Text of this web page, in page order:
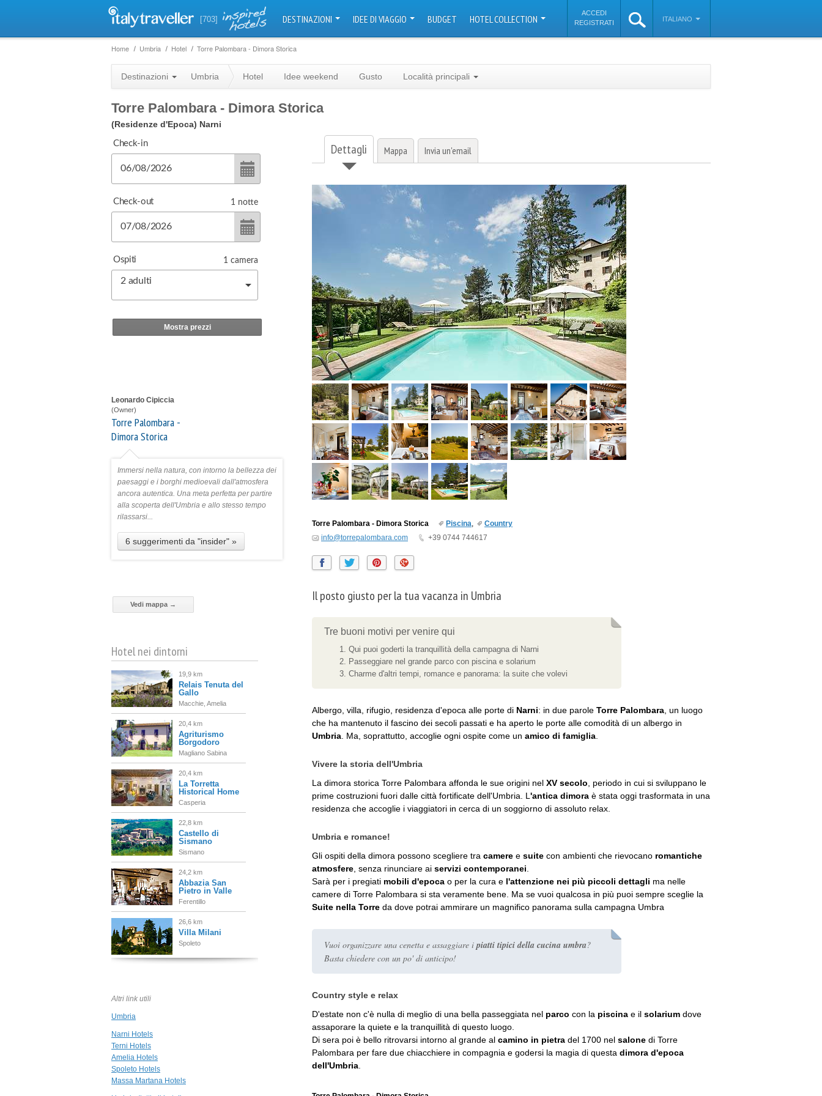
[703] DESTINAZIONI IDEE DI VIAGGIO BUDGET HOTEL COLLECTION
ACCEDI
REGISTRATI
ITALIANO
Home Umbria Hotel Torre Palombara - Dimora Storica
Destinazioni Umbria Hotel Idee weekend Gusto Località principali
Torre Palombara - Dimora Storica
(Residenze d'Epoca) Narni
Dettagli Mappa Invia un'email
Torre Palombara - Dimora Storica Piscina,
Country
info@torrepalombara.com
+39 0744 744617
Il posto giusto per la tua vacanza in Umbria
Tre buoni motivi per venire qui
Qui puoi goderti la tranquillità della campagna di Narni
Passeggiare nel grande parco con piscina e solarium
Charme d'altri tempi, romance e panorama: la suite che volevi
Albergo, villa, rifugio, residenza d'epoca alle porte di Narni: in due parole Torre Palombara , un luogo
che ha mantenuto il fascino dei secoli passati e ha aperto le porte alle comodità di un albergo in
Umbria . Ma, soprattutto, accoglie ogni ospite come un amico di famiglia
Vivere la storia dell'Umbria
La dimora storica Torre Palombara affonda le sue origini nel XV secolo , periodo in cui si sviluppano le
prime costruzioni fuori dalle città fortificate dell'Umbria. L 'antica dimora è stata oggi trasformata in una
residenza che accoglie i viaggiatori in cerca di un soggiorno di assoluto relax.
Umbria e romance!
Gli ospiti della dimora possono scegliere tra camere e suite con ambienti che rievocano romantiche
atmosfere , senza rinunciare ai servizi contemporanei
Sarà per i pregiati mobili d'epoca o per la cura e l'attenzione nei più piccoli dettagli ma nelle
camere di Torre Palombara si sta veramente bene. Ma se vuoi qualcosa in più puoi sempre sceglie la
Suite nella Torre da dove potrai ammirare un magnifico panorama sulla campagna Umbra
Vuoi organizzare una cenetta e assaggiare i piatti tipici della cucina umbra?
Basta chiedere con un po' di anticipo!
Country style e relax
D'estate non c'è nulla di meglio di una bella passeggiata nel parco con la piscina e il solarium dove
assaporare la quiete e la tranquillità di questo luogo.
Di sera poi è bello ritrovarsi intorno al grande al camino in pietra del 1700 nel salone di Torre
Palombara per fare due chiacchiere in compagnia e godersi la magia di questa dimora d'epoca
dell'Umbria
Check-in
Check-out 1 notte
Ospiti
2 adulti
1 camera
Mostra prezzi
Leonardo Cipiccia
(Owner)
Torre Palombara -
Dimora Storica
Immersi nella natura, con intorno la bellezza dei
paesaggi e i borghi medioevali dall'atmosfera
ancora autentica. Una meta perfetta per partire
alla scoperta dell'Umbria e allo stesso tempo
rilassarsi...
6 suggerimenti da "insider" »
Vedi mappa →
Hotel nei dintorni
19,9 km
Relais Tenuta del
Gallo
Macchie, Amelia
20,4 km
Agriturismo
Borgodoro
Magliano Sabina
20,4 km
La Torretta
Historical Home
Casperia
22,8 km
Castello di
Sismano
Sismano
24,2 km
Abbazia San
Pietro in Valle
Ferentillo
26,6 km
Villa Milani
Spoleto
San Pietro Sopra
Altri link utili
Umbria
Narni Hotels
Terni Hotels
Amelia Hotels
Spoleto Hotels
Massa Martana Hotels